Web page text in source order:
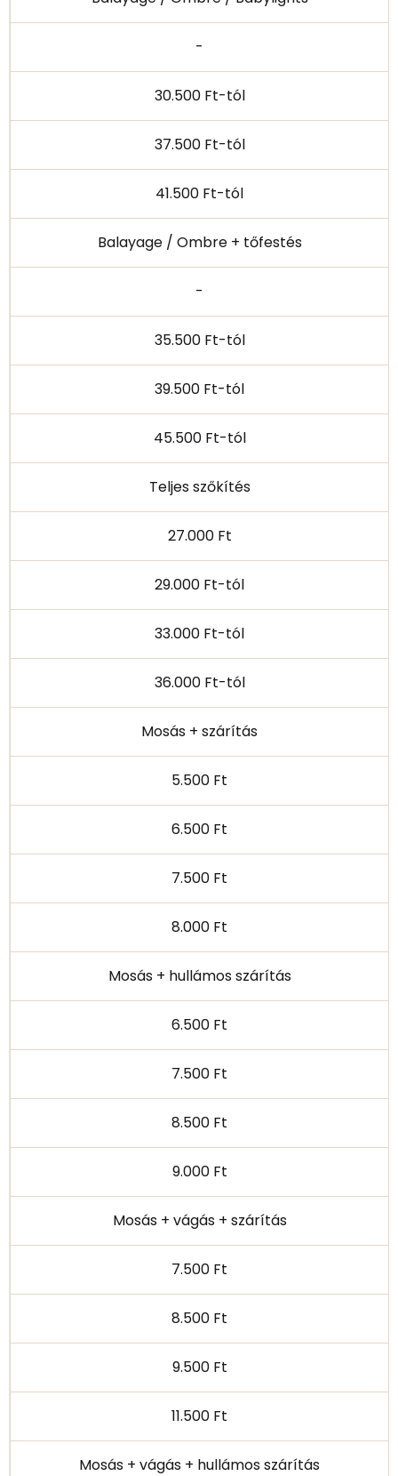
-
30.500 Ft-tól
37.500 Ft-tól
41.500 Ft-tól
Balayage / Ombre + tőfestés
-
35.500 Ft-tól
39.500 Ft-tól
45.500 Ft-tól
Teljes szőkítés
27.000 Ft
29.000 Ft-tól
33.000 Ft-tól
36.000 Ft-tól
Mosás + szárítás
5.500 Ft
6.500 Ft
7.500 Ft
8.000 Ft
Mosás + hullámos szárítás
6.500 Ft
7.500 Ft
8.500 Ft
9.000 Ft
Mosás + vágás + szárítás
7.500 Ft
8.500 Ft
9.500 Ft
11.500 Ft
Mosás + vágás + hullámos szárítás